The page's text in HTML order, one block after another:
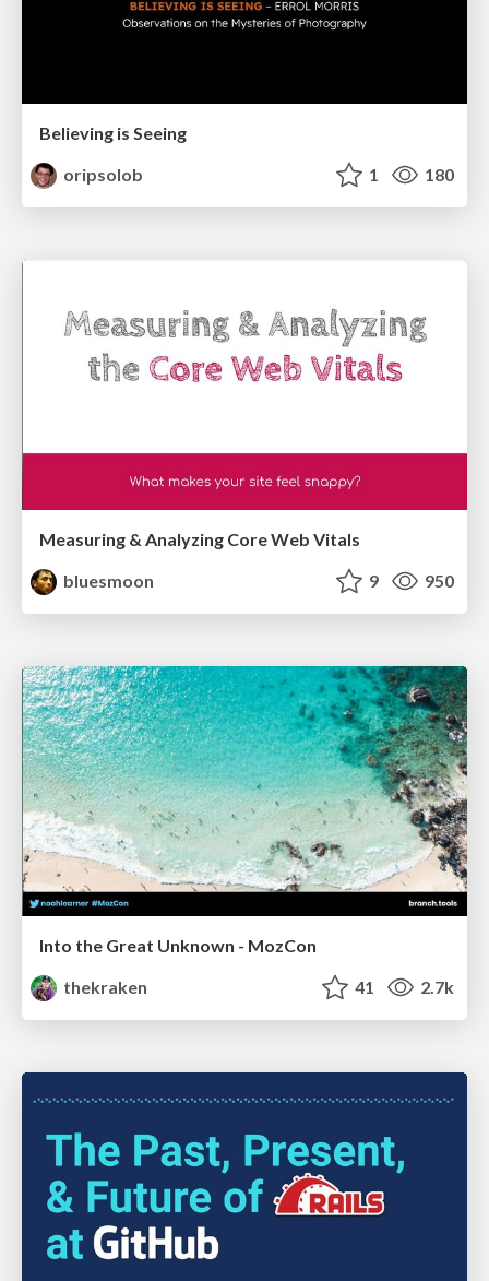
Believing is Seeing
oripsolob
1 180
Measuring & Analyzing Core Web Vitals
bluesmoon
9 950
Into the Great Unknown - MozCon
thekraken
41 2.7k